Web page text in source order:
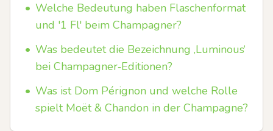
• Welche Bedeutung haben Flaschenformat
und '1 Fl' beim Champagner?
• Was bedeutet die Bezeichnung ‚Luminous‘
bei Champagner‑Editionen?
• Was ist Dom Pérignon und welche Rolle
spielt Moët & Chandon in der Champagne?